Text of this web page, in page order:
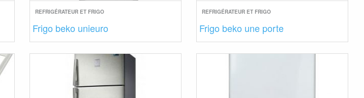
REFRIGÉRATEUR ET FRIGO
Frigo beko unieuro
REFRIGÉRATEUR ET FRIGO
Frigo beko une porte